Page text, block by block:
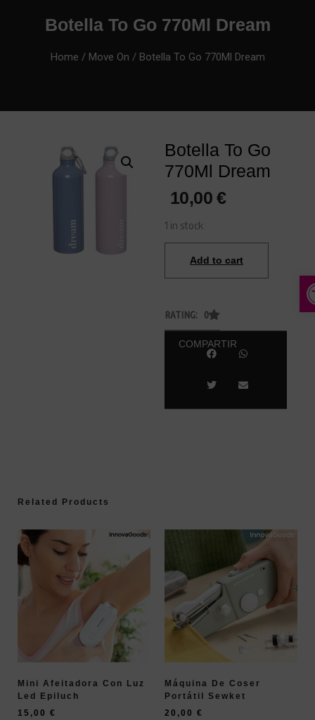
Botella To Go 770Ml Dream
Home / Move On / Botella To Go 770Ml Dream
Botella To Go
770Ml Dream
10,00€
1 in stock
Add to cart
RATING: 0
COMPARTIR
Related Products
Mini Afeitadora Con Luz
Led Epiluch
15,00 €
Máquina De Coser
Portátil Sewket
20,00 €